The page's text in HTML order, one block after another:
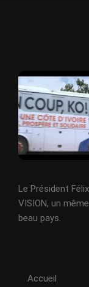
Le Président
VISION, un
beau pays.
Accueil